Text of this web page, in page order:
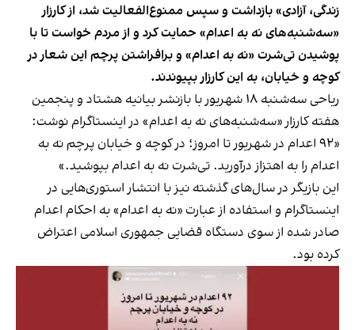
زندگی، آزادی» بازداشت و سپس ممنوع‌الفعالیت شد، از کارزار
«سه‌شنبه‌های نه به اعدام» حمایت کرد و از مردم خواست تا با
پوشیدن تی‌شرت «نه به اعدام» و برافراشتن پرچم این شعار در
کوچه و خیابان، به این کارزار بپیوندند.
ریاحی سه‌شنبه ۱۸ شهریور با بازنشر بیانیه هشتاد و پنجمین
هفته کارزار «سه‌شنبه‌های نه به اعدام» در اینستاگرام نوشت:
«۹۲ اعدام در شهریور تا امروز؛ در کوچه و خیابان پرچم نه به
اعدام را به اهتزاز درآورید. تی‌شرت نه به اعدام بپوشید.»
این بازیگر در سال‌های گذشته نیز با انتشار استوری‌هایی در
اینستاگرام و استفاده از عبارت «نه به اعدام» به احکام اعدام
صادر شده از سوی دستگاه قضایی جمهوری اسلامی اعتراض
کرده بود.